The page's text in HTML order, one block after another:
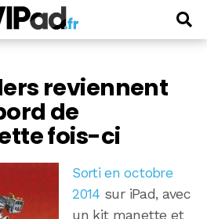
reviennent
de
fois-ci
Sorti en octobre
2014 sur iPad, avec
un kit manette et